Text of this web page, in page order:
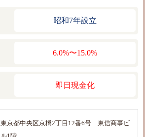
昭和7年設立
6.0%〜15.0%
即日現金化
東京都中央区京橋2丁目12番6号 東信商事ビ